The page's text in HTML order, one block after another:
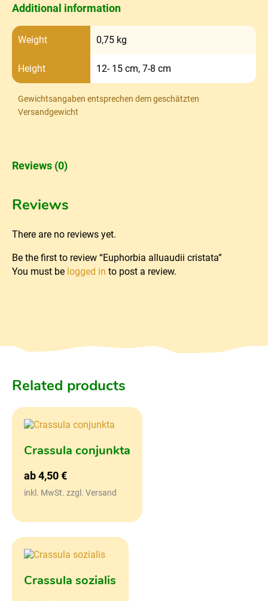
Additional information
Weight 0,75 kg
Height 12- 15 cm, 7-8 cm
Gewichtsangaben entsprechen dem geschätzten
Versandgewicht
Reviews (0)
Reviews
There are no reviews yet.
Be the first to review “Euphorbia alluaudii cristata”
You must be logged in to post a review.
Related products
Crassula conjunkta
ab4,50€
inkl. MwSt. zzgl. Versand
Crassula sozialis